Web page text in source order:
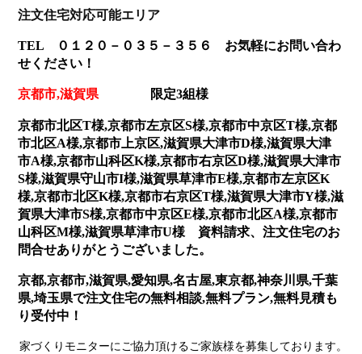
注文住宅対応可能エリア
TEL ０１２０－０３５－３５６ お気軽にお問い合わ
せください！
京都市,滋賀県限定3組様
京都市北区T様,京都市左京区S様,京都市中京区T様,京都
市北区A様,京都市上京区,滋賀県大津市D様,滋賀県大津
市A様,京都市山科区K様,京都市右京区D様,滋賀県大津市
S様,滋賀県守山市I様,滋賀県草津市E様,京都市左京区K
様,京都市北区K様,京都市右京区T様,滋賀県大津市Y様,滋
賀県大津市S様,京都市中京区E様,京都市北区A様,京都市
山科区M様,滋賀県草津市U様 資料請求、注文住宅のお
問合せありがとうございました。
京都,京都市,滋賀県,愛知県,名古屋,東京都,神奈川県,千葉
県,埼玉県で注文住宅の無料相談,無料プラン,無料見積も
り受付中！
家づくりモニターにご協力頂けるご家族様を募集しております。